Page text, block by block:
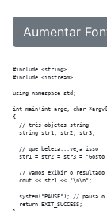
Aumentar
#include <string>
#include <iostream>
using namespace std;
int main(int argc, char
{
  // três objetos string
  string str1, str2, str3;
  // que beleza...veja isso
str1 = str2 = str3 = "Gosto
  // vamos exibir o resultado
  cout << str1 << "\n\n";
system("PAUSE"); // pausa o
  return EXIT_SUCCESS;